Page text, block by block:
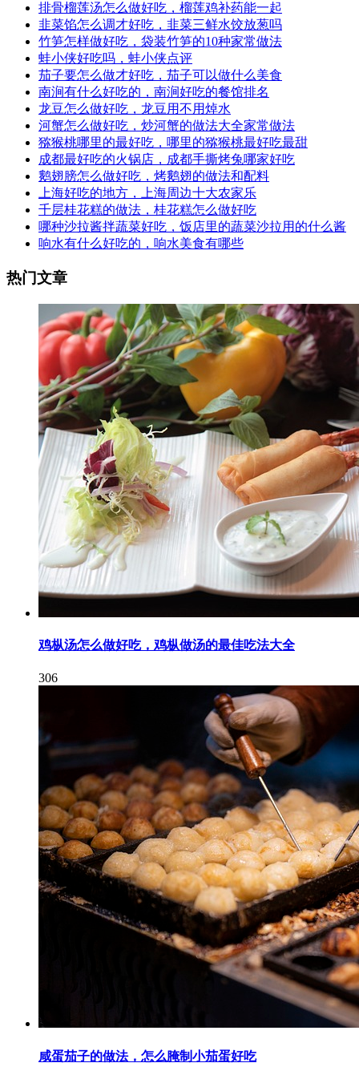
排骨榴莲汤怎么做好吃，榴莲鸡补药能一起
韭菜馅怎么调才好吃，韭菜三鲜水饺放葱吗
竹笋怎样做好吃，袋装竹笋的10种家常做法
蛙小侠好吃吗，蛙小侠点评
茄子要怎么做才好吃，茄子可以做什么美食
南涧有什么好吃的，南涧好吃的餐馆排名
龙豆怎么做好吃，龙豆用不用焯水
河蟹怎么做好吃，炒河蟹的做法大全家常做法
猕猴桃哪里的最好吃，哪里的猕猴桃最好吃最甜
成都最好吃的火锅店，成都手撕烤兔哪家好吃
鹅翅膀怎么做好吃，烤鹅翅的做法和配料
上海好吃的地方，上海周边十大农家乐
千层桂花糕的做法，桂花糕怎么做好吃
哪种沙拉酱拌蔬菜好吃，饭店里的蔬菜沙拉用的什么酱
响水有什么好吃的，响水美食有哪些
热门文章
鸡枞汤怎么做好吃，鸡枞做汤的最佳吃法大全
306
咸蛋茄子的做法，怎么腌制小茄蛋好吃